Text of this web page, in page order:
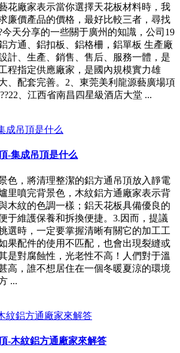
花廠家表示當你選擇天花板材料時，我
廉價產品的價格，最好比較三者，尋找
天分享的一些關于廣州的知識，公司19
方通、鋁扣板、鋁格柵，鋁單板 生產廠
計、生產、銷售、售后、服務一體，是
程指定供應廠家，是國內規模實力雄
、配套完善。2、東莞美利龍源藝廣場項
、江西省南昌四星級酒店大堂 ...
-集成吊頂是什么
色，將清理整潔的鋁方通吊頂放入靜電
里噴完背景色，木紋鋁方通廠家表示背
木紋的色調一樣；鋁天花板具備優良的
于維護保養和拆換便捷。3.因而，提議
選時，一定要掌握清晰有關它的加工工
果配件的使用不匹配，也會出現裂縫或
是對腐蝕性，光老性不高！人們對于溫
高，誰不想居住在一個冬暖夏涼的環境
...
-木紋鋁方通廠家來解答